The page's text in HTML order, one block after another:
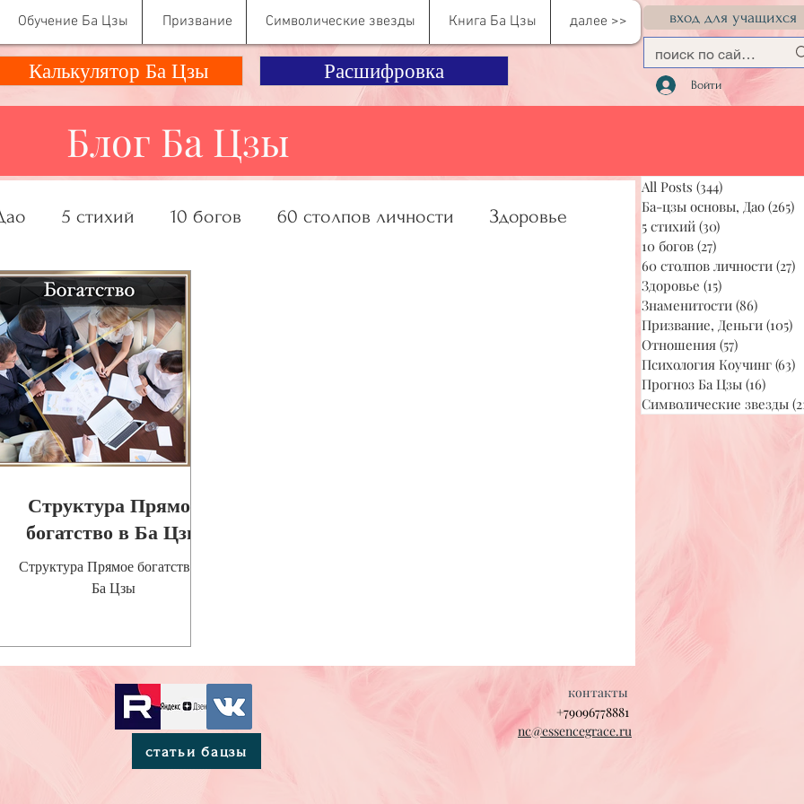
Обучение Ба Цзы Призвание Символические звезды Книга Ба Цзы далее >>
Калькулятор Ба Цзы Расшифровка
вход для учащихся
Войти
Блог Ба Цзы
5 стихий 10 богов 60 столпов личности Здоровье
Деньги Отношения
Структура Прямое
богатство в Ба Цзы
Структура Прямое богатство в
Ба Цзы
All Posts (344)
Ба-цзы основы, Дао (265)
5 стихий (30)
10 богов (27)
60 столпов личности (27)
Здоровье (15)
Знаменитости (86)
Призвание, Деньги (105)
Отношения (57)
Психология Коучинг (63)
Прогноз Ба Цзы (16)
Символические звезды
статьи бацзы
контакты
+79096778881
nc@essencegrace.ru